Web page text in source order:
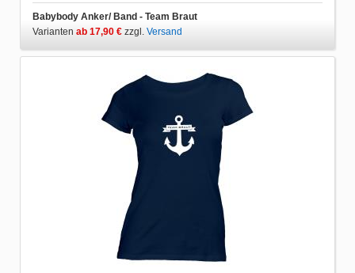
Babybody Anker/ Band - Team Braut
Varianten ab 17,90 € zzgl. Versand